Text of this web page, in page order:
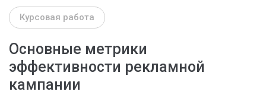
Курсовая работа
Основные метрики
эффективности рекламной
кампании